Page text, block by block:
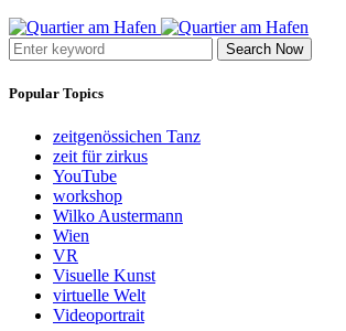
Search Now
Popular Topics
zeitgenössichen Tanz
zeit für zirkus
YouTube
workshop
Wilko Austermann
Wien
VR
Visuelle Kunst
virtuelle Welt
Videoportrait